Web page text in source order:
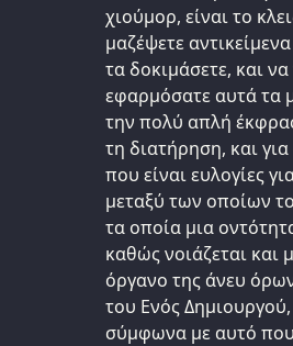
χιούμορ, είναι το
μαζέψετε
τα δοκιμάσετε, και
εφαρμόσατε αυτά τα
την πολύ απλή
τη διατήρηση, και
που είναι ευλογίες
μεταξύ των οποίων
τα οποία μια
καθώς νοιάζεται και
όργανο της άνευ
του Ενός
σύμφωνα με αυτό που